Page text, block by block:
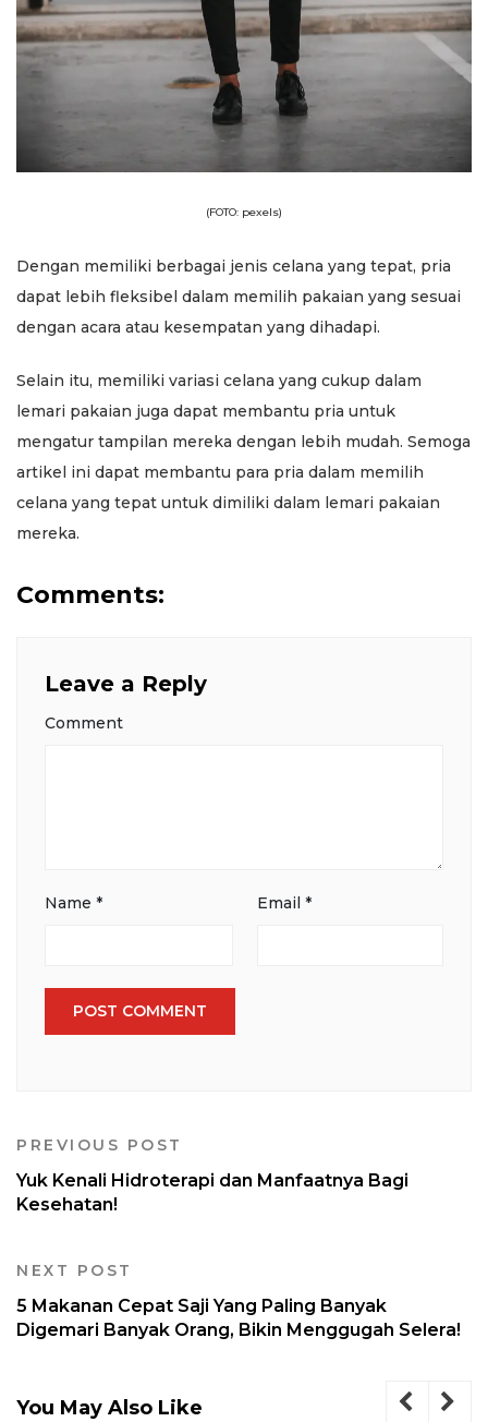
(FOTO: pexels)
Dengan memiliki berbagai jenis celana yang tepat, pria
dapat lebih fleksibel dalam memilih pakaian yang sesuai
dengan acara atau kesempatan yang dihadapi.
Selain itu, memiliki variasi celana yang cukup dalam
lemari pakaian juga dapat membantu pria untuk
mengatur tampilan mereka dengan lebih mudah. Semoga
artikel ini dapat membantu para pria dalam memilih
celana yang tepat untuk dimiliki dalam lemari pakaian
mereka.
Comments:
Leave a Reply
Comment
Name * Email *
PREVIOUS POST
Yuk Kenali Hidroterapi dan Manfaatnya Bagi
Kesehatan!
NEXT POST
5 Makanan Cepat Saji Yang Paling Banyak
Digemari Banyak Orang, Bikin Menggugah Selera!
You May Also Like